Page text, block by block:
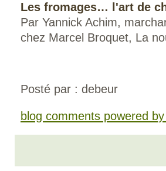
Les fromages… l'art de
Par Yannick Achim,
chez Marcel Broquet, La
Posté par : debeur
blog comments powered by